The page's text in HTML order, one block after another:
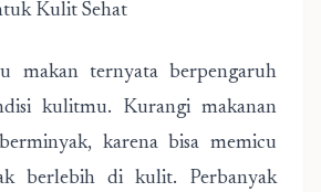
Kulit Sehat
makan ternyata berpengaruh
kulitmu. Kurangi makanan
karena bisa memicu
berlebih di kulit. Perbanyak